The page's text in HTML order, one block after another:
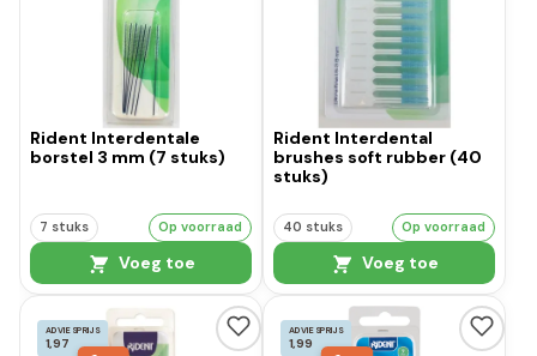
Rident Interdentale
borstel 3 mm (7 stuks)
7 stuks Op voorraad
Voeg toe
Rident Interdental
brushes soft rubber (40
stuks)
40 stuks Op voorraad
Voeg toe
ADVIESPRIJS
1,97
ADVIESPRIJS
1,99